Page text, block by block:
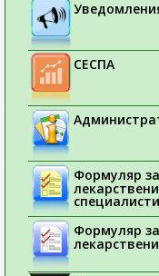
СЕСПА
Формуляр
специалисти
Формуляр